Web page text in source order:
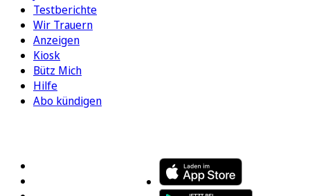
Testberichte
Wir Trauern
Anzeigen
Kiosk
Bütz Mich
Hilfe
Abo kündigen